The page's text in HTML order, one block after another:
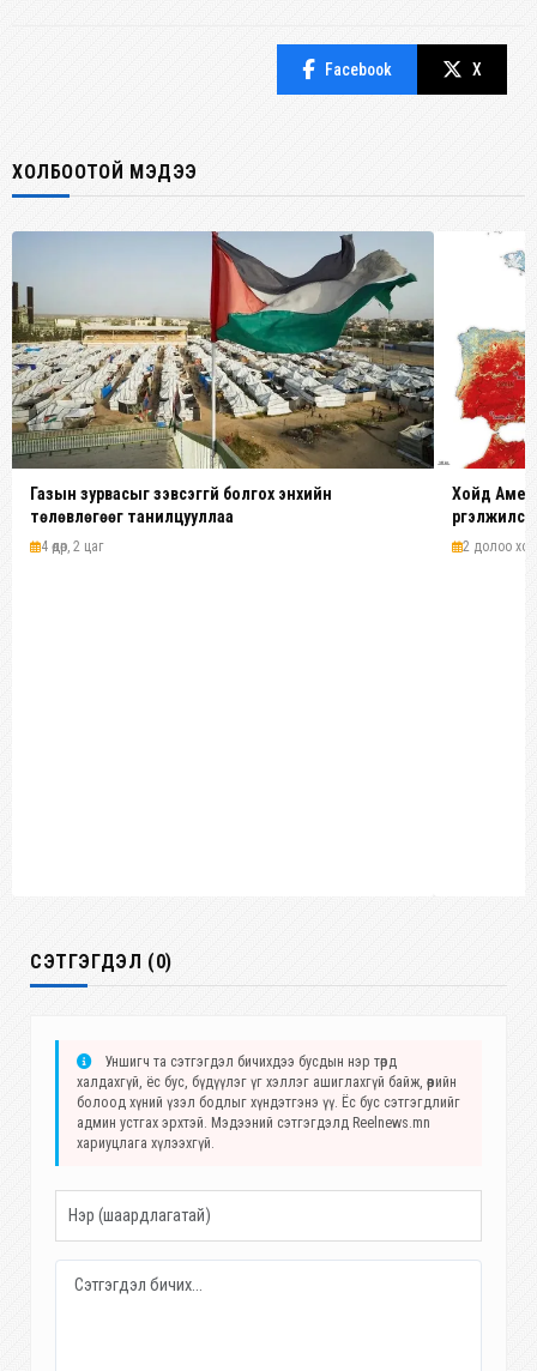
Facebook X
ХОЛБООТОЙ МЭДЭЭ
Газын зурвасыг зэвсэггүй болгох энхийн
төлөвлөгөөг танилцууллаа
4 өдөр, 2 цаг
Хойд
2 долоо
СЭТГЭГДЭЛ (0)
Уншигч та сэтгэгдэл бичихдээ бусдын нэр төрд
халдахгүй, ёс бус, бүдүүлэг үг хэллэг ашиглахгүй байж, өөрийн
болоод хүний үзэл бодлыг хүндэтгэнэ үү. Ёс бус сэтгэгдлийг
админ устгах эрхтэй. Мэдээний сэтгэгдэлд Reelnews.mn
хариуцлага хүлээхгүй.